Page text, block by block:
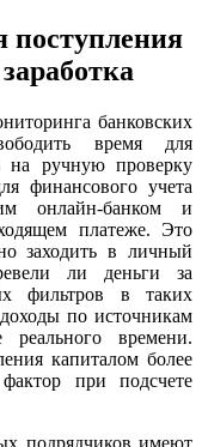
поступления
банковских
время для
на ручную проверку
финансового учета
онлайн-банком и
платеже. Это
заходить в личный
ли деньги за
фильтров в таких
по источникам
времени.
капиталом более
при подсчете
подрядчиков имеют